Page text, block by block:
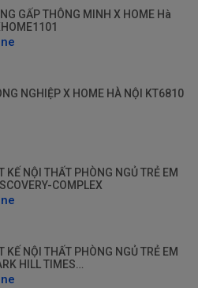
GẤP THÔNG MINH X HOME Hà
NGHIỆP X HOME HÀ NỘI KT6810
KẾ NỘI THẤT PHÒNG NGỦ TRẺ EM
COMPLEX
KẾ NỘI THẤT PHÒNG NGỦ TRẺ EM
HILL TIMES…